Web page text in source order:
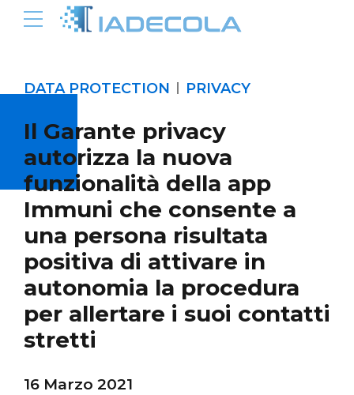
DATA PROTECTION PRIVACY
Il Garante privacy
autorizza la nuova
funzionalità della app
Immuni che consente a
una persona risultata
positiva di attivare in
autonomia la procedura
per allertare i suoi contatti
stretti
16 Marzo 2021